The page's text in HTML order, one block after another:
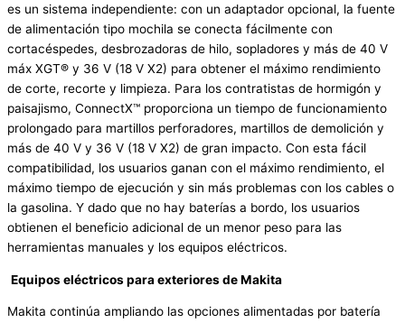
es un sistema independiente: con un adaptador opcional, la fuente
de alimentación tipo mochila se conecta fácilmente con
cortacéspedes, desbrozadoras de hilo, sopladores y más de 40 V
máx XGT® y 36 V (18 V X2) para obtener el máximo rendimiento
de corte, recorte y limpieza. Para los contratistas de hormigón y
paisajismo, ConnectX™ proporciona un tiempo de funcionamiento
prolongado para martillos perforadores, martillos de demolición y
más de 40 V y 36 V (18 V X2) de gran impacto. Con esta fácil
compatibilidad, los usuarios ganan con el máximo rendimiento, el
máximo tiempo de ejecución y sin más problemas con los cables o
la gasolina. Y dado que no hay baterías a bordo, los usuarios
obtienen el beneficio adicional de un menor peso para las
herramientas manuales y los equipos eléctricos.
Equipos eléctricos para exteriores de Makita
Makita continúa ampliando las opciones alimentadas por batería